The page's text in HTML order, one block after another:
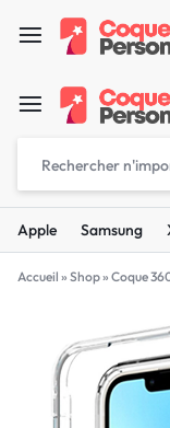
Apple Samsung
Accueil » Shop» Coque